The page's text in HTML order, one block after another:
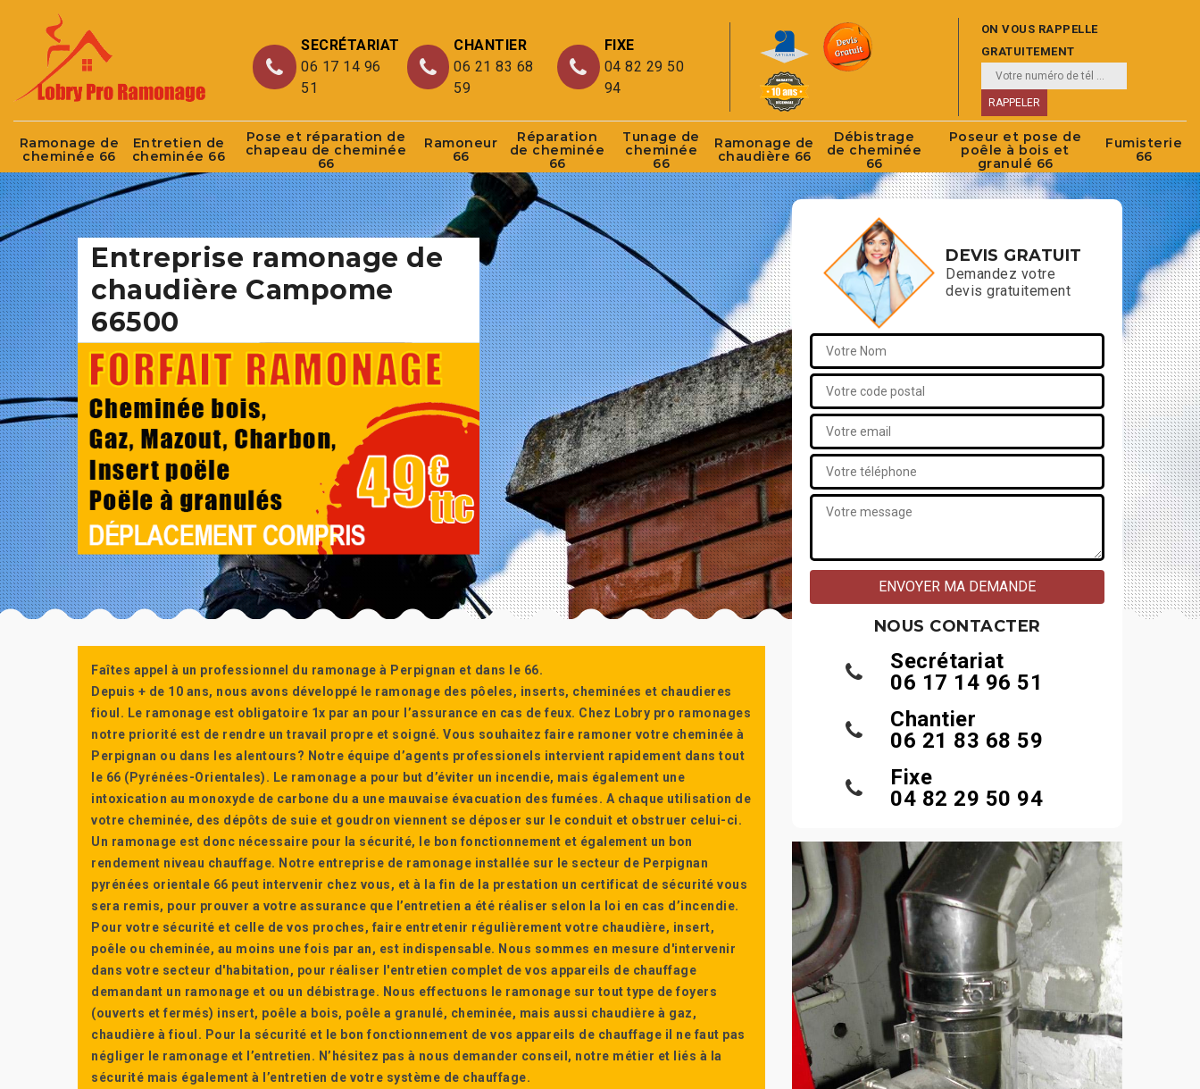
SECRÉTARIAT
06 17 14 96
51
CHANTIER
06 21 83 68
59
FIXE
04 82 29 50
94
ON VOUS RAPPELLE
GRATUITEMENT
Ramonage de
cheminée 66
Entretien de
cheminée 66
Pose et réparation de
chapeau de cheminée
66
Ramoneur
66
Réparation
de cheminée
66
Tunage de
cheminée
66
Ramonage de
chaudière 66
Débistrage
de cheminée
66
Poseur et pose de
poêle à bois et
granulé 66
Fumisterie
66
Entreprise ramonage de
chaudière Campome
66500
Faîtes appel à un professionnel du ramonage à Perpignan et dans le 66.
Depuis + de 10 ans, nous avons développé le ramonage des pôeles, inserts, cheminées et chaudieres
fioul. Le ramonage est obligatoire 1x par an pour l’assurance en cas de feux. Chez Lobry pro ramonages
notre priorité est de rendre un travail propre et soigné. Vous souhaitez faire ramoner votre cheminée à
Perpignan ou dans les alentours? Notre équipe d’agents professionels intervient rapidement dans tout
le 66 (Pyrénées-Orientales). Le ramonage a pour but d’éviter un incendie, mais également une
intoxication au monoxyde de carbone du a une mauvaise évacuation des fumées. A chaque utilisation de
votre cheminée, des dépôts de suie et goudron viennent se déposer sur le conduit et obstruer celui-ci.
Un ramonage est donc nécessaire pour la sécurité, le bon fonctionnement et également un bon
rendement niveau chauffage. Notre entreprise de ramonage installée sur le secteur de Perpignan
pyrénées orientale 66 peut intervenir chez vous, et à la fin de la prestation un certificat de sécurité vous
sera remis, pour prouver a votre assurance que l’entretien a été réaliser selon la loi en cas d’incendie.
Pour votre sécurité et celle de vos proches, faire entretenir régulièrement votre chaudière, insert,
poêle ou cheminée, au moins une fois par an, est indispensable. Nous sommes en mesure d'intervenir
dans votre secteur d'habitation, pour réaliser l'entretien complet de vos appareils de chauffage
demandant un ramonage et ou un débistrage. Nous effectuons le ramonage sur tout type de foyers
(ouverts et fermés) insert, poêle a bois, poêle a granulé, cheminée, mais aussi chaudière à gaz,
chaudière à fioul. Pour la sécurité et le bon fonctionnement de vos appareils de chauffage il ne faut pas
négliger le ramonage et l’entretien. N’hésitez pas à nous demander conseil, notre métier et liés à la
sécurité mais également à l’entretien de votre système de chauffage.
DEVIS GRATUIT
Demandez votre
devis gratuitement
NOUS CONTACTER
Secrétariat
06 17 14 96 51
Chantier
06 21 83 68 59
Fixe
04 82 29 50 94